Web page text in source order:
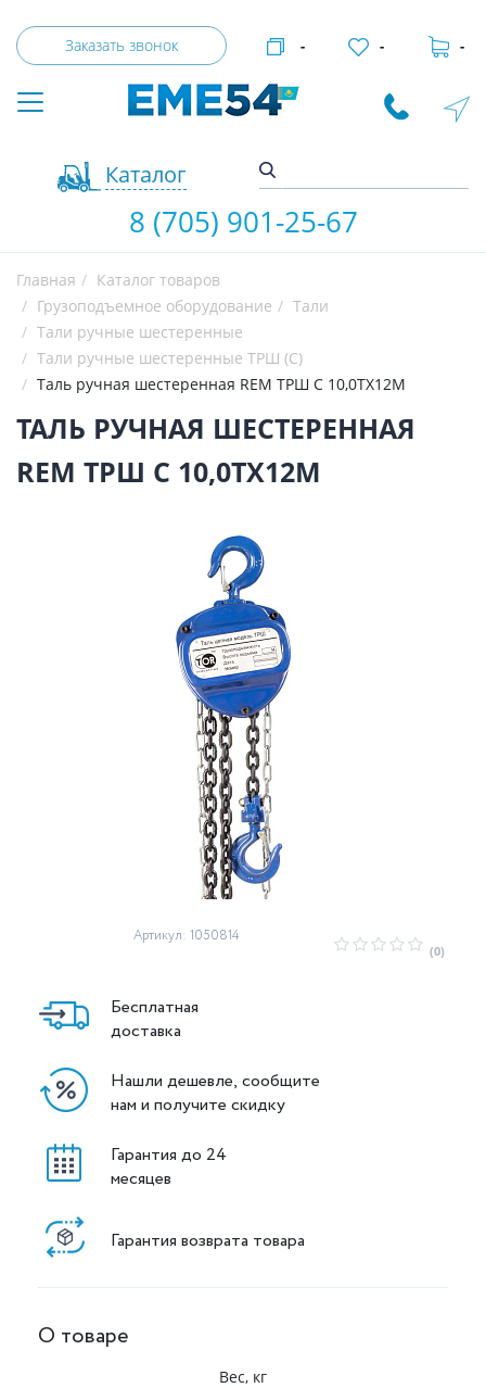
Заказать звонок
Каталог
- - -
8 (705) 901-25-67
Главная
Каталог товаров
Грузоподъемное оборудование
Тали
Тали ручные шестеренные
Тали ручные шестеренные ТРШ (С)
Таль ручная шестеренная REM ТРШ C 10,0ТХ12М
ТАЛЬ РУЧНАЯ ШЕСТЕРЕННАЯ
REM ТРШ C 10,0ТХ12М
Артикул: 1050814
(0)
Бесплатная
доставка
Нашли дешевле, сообщите
нам и получите скидку
Гарантия до 24
месяцев
Гарантия возврата товара
О товаре
Вес, кг